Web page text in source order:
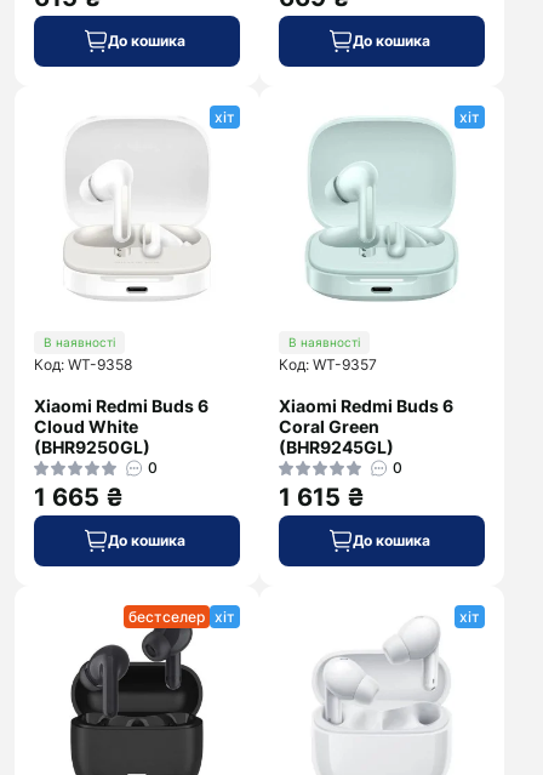
До кошика До кошика
хіт
В наявності
Код: WT-9358
Xiaomi Redmi Buds 6
Cloud White
(BHR9250GL)
0
1 665 ₴
До кошика
хіт
В наявності
Код: WT-9357
Xiaomi Redmi Buds 6
Coral Green
(BHR9245GL)
0
1 615 ₴
До кошика
бестселер хіт хіт